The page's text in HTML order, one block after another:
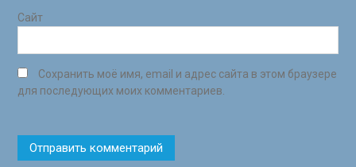
Сайт
Сохранить моё имя, email и адрес сайта в этом браузере
для последующих моих комментариев.